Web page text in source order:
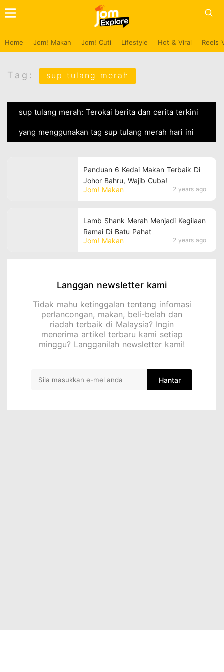
Home Jom! Makan Jom! Cuti Lifestyle Hot & Viral Reels
Tag: sup tulang merah
sup tulang merah: Terokai berita dan cerita terkini
yang menggunakan tag sup tulang merah hari ini
Jom! Makan 2 years ago
Panduan 6 Kedai Makan Terbaik Di
Johor Bahru, Wajib Cuba!
Jom! Makan 2 years ago
Lamb Shank Merah Menjadi Kegilaan
Ramai Di Batu Pahat
Langgan newsletter kami
Tidak mahu ketinggalan tentang infomasi
perlancongan, makan, beli-belah dan
riadah terbaik di Malaysia? Ingin
menerima artikel terbaru kami setiap
minggu? Langganilah newsletter kami!
Hantar